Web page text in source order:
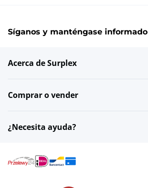
Síganos y manténgase informado
Acerca de Surplex
Comprar o vender
¿Necesita ayuda?